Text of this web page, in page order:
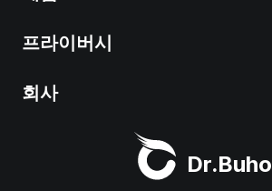
Dr.Buho
Mac에서 앱 삭제
BuhoCleaner
BuhoUnlocker
프라이버시
조항
회사